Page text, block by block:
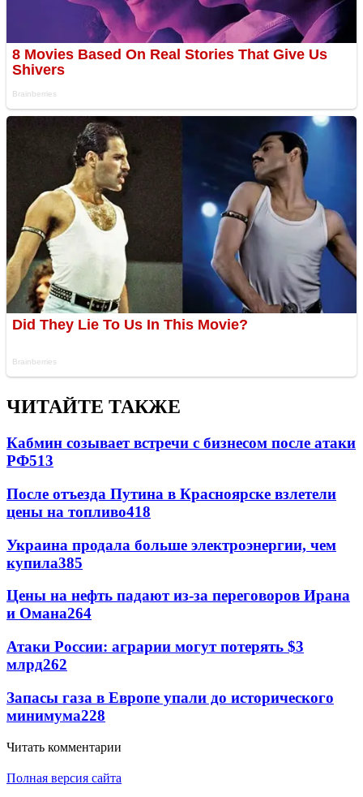
ЧИТАЙТЕ ТАКЖЕ
Кабмин созывает встречи с бизнесом после атаки
РФ513
После отъезда Путина в Красноярске взлетели
цены на топливо418
Украина продала больше электроэнергии, чем
купила385
Цены на нефть падают из-за переговоров Ирана
и Омана264
Атаки России: аграрии могут потерять $3
млрд262
Запасы газа в Европе упали до исторического
минимума228
Читать комментарии
Полная версия сайта